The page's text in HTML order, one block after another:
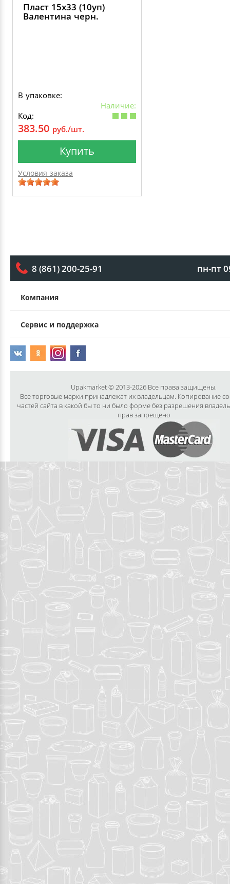
Пласт 15х33 (10уп)
Валентина черн.
В упаковке:
Наличие:
Код:
383.50 руб./шт.
Купить
Условия заказа
8 (861) 200-25-91 пн-пт
Компания
Сервис и поддержка
Upakmarket © 2013-2026 Все права защищены.
Все торговые марки принадлежат их владельцам. Копирование
частей сайта в какой бы то ни было форме без разрешения
прав запрещено